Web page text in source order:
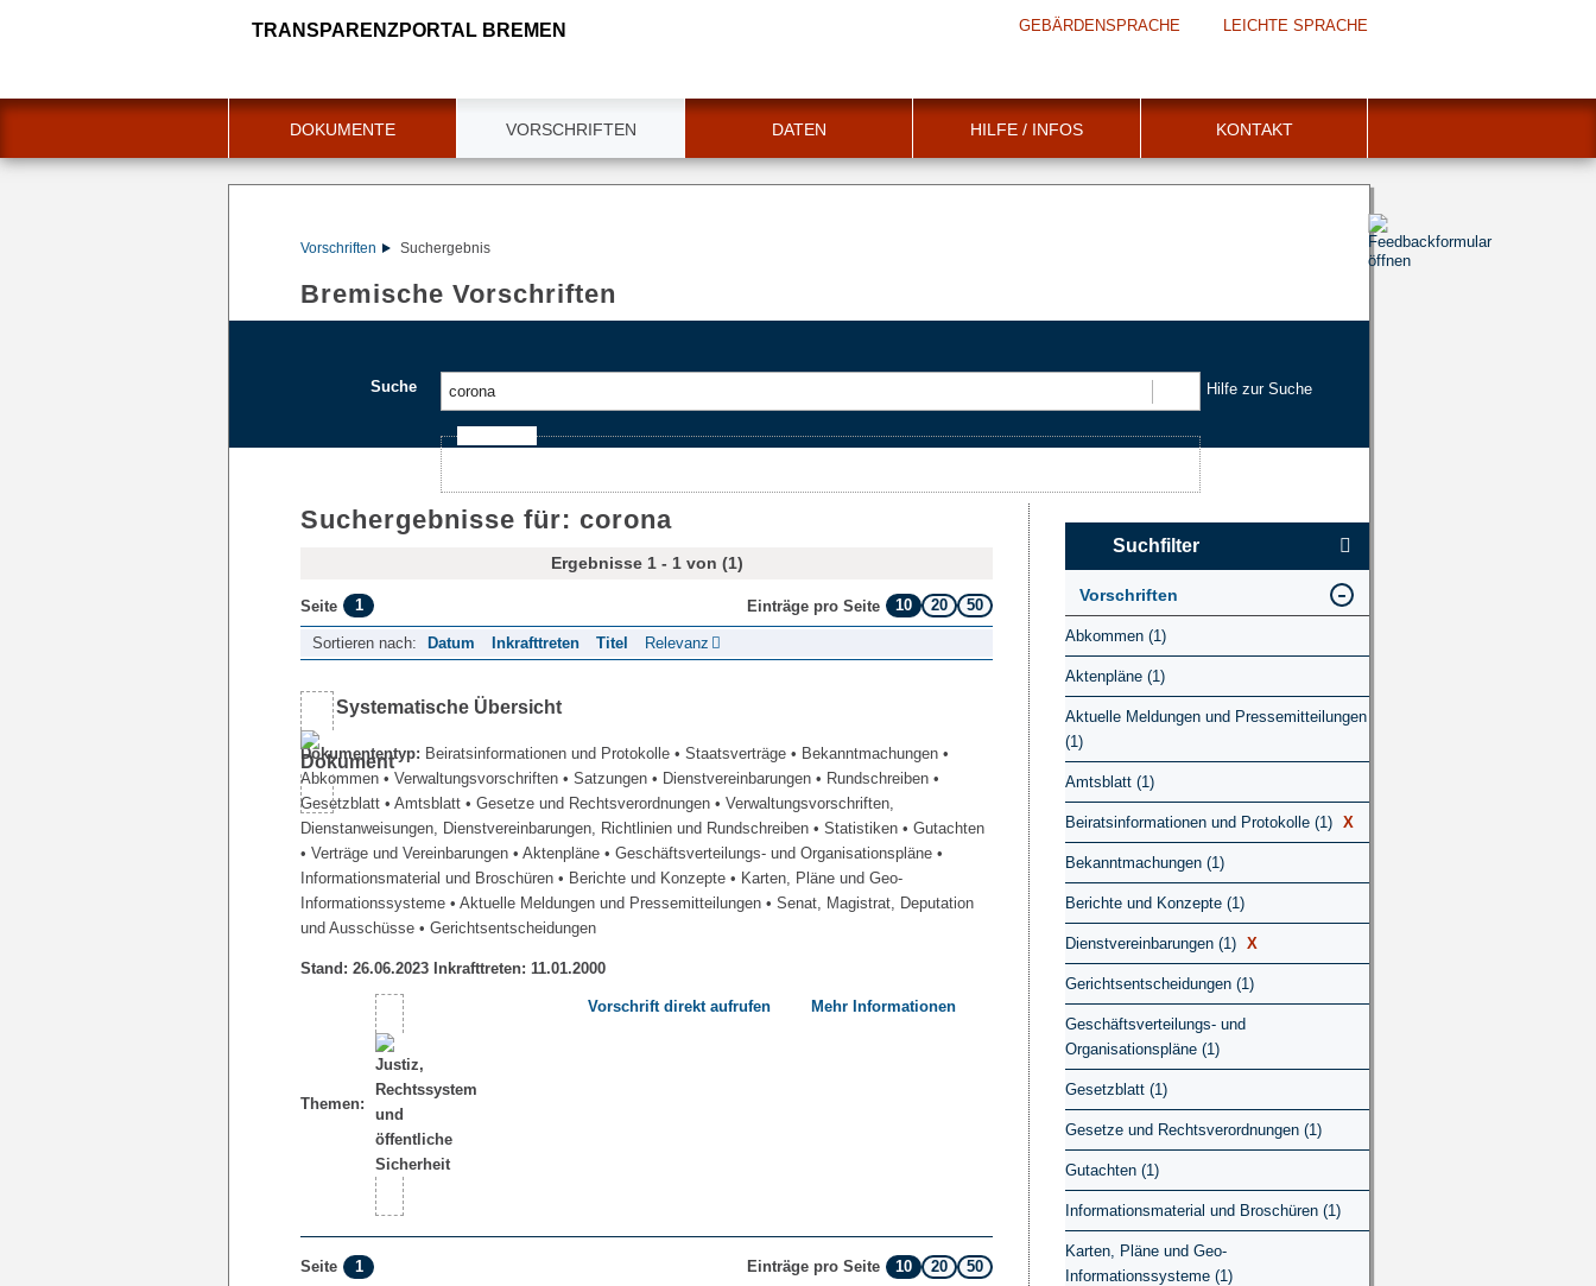
TRANSPARENZPORTAL BREMEN GEBÄRDENSPRACHE LEICHTE SPRACHE
DOKUMENTE VORSCHRIFTEN DATEN HILFE / INFOS KONTAKT
Vorschriften Suchergebnis
Bremische Vorschriften
Suche Hilfe zur Suche
Suchergebnisse für: corona
Ergebnisse 1 - 1 von (1)
Seite 1 Einträge pro Seite 10 20 50
Sortieren nach: Datum Inkrafttreten Titel Relevanz
Systematische Übersicht
Dokumententyp: Beiratsinformationen und Protokolle • Staatsverträge • Bekanntmachungen •
Abkommen • Verwaltungsvorschriften • Satzungen • Dienstvereinbarungen • Rundschreiben •
Gesetzblatt • Amtsblatt • Gesetze und Rechtsverordnungen • Verwaltungsvorschriften,
Dienstanweisungen, Dienstvereinbarungen, Richtlinien und Rundschreiben • Statistiken • Gutachten
• Verträge und Vereinbarungen • Aktenpläne • Geschäftsverteilungs- und Organisationspläne •
Informationsmaterial und Broschüren • Berichte und Konzepte • Karten, Pläne und Geo-
Informationssysteme • Aktuelle Meldungen und Pressemitteilungen • Senat, Magistrat, Deputation
und Ausschüsse • Gerichtsentscheidungen
Stand: 26.06.2023 Inkrafttreten: 11.01.2000
Themen:
Vorschrift direkt aufrufen Mehr Informationen
Seite 1 Einträge pro Seite 10 20 50
Suchfilter
Vorschriften
Abkommen (1)
Aktenpläne (1)
Aktuelle Meldungen und Pressemitteilungen
(1)
Amtsblatt (1)
Beiratsinformationen und Protokolle (1) X
Bekanntmachungen (1)
Berichte und Konzepte (1)
Dienstvereinbarungen (1) X
Gerichtsentscheidungen (1)
Geschäftsverteilungs- und
Organisationspläne (1)
Gesetzblatt (1)
Gesetze und Rechtsverordnungen (1)
Gutachten (1)
Informationsmaterial und Broschüren (1)
Karten, Pläne und Geo-
Informationssysteme (1)